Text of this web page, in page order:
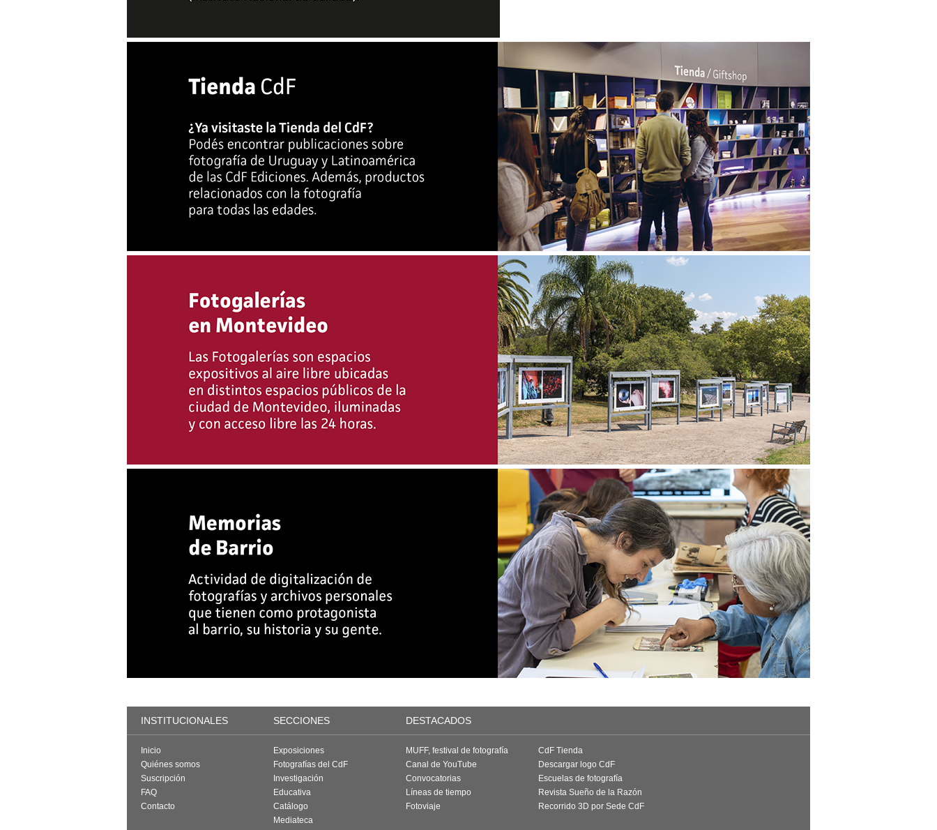
INSTITUCIONALES SECCIONES DESTACADOS
Inicio
Quiénes somos
Suscripción
FAQ
Contacto
Exposiciones
Fotografías del CdF
Investigación
Educativa
Catálogo
Mediateca
MUFF, festival de fotografía
Canal de YouTube
Convocatorias
Líneas de tiempo
Fotoviaje
CdF Tienda
Descargar logo CdF
Escuelas de fotografía
Revista Sueño de la Razón
Recorrido 3D por Sede CdF